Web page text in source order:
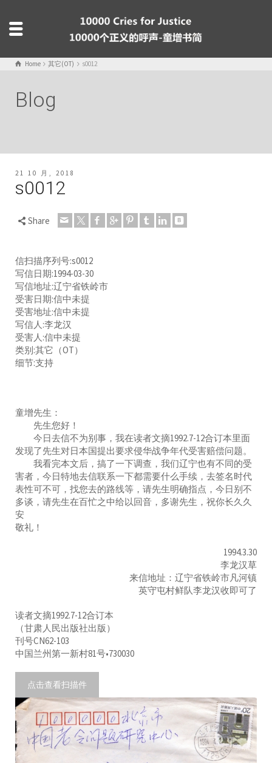
Home 其它(OT) s0012
Blog
21 10 月, 2018
s0012
Share
信扫描序列号:s0012
写信日期:1994-03-30
写信地址:辽宁省铁岭市
受害日期:信中未提
受害地址:信中未提
写信人:李龙汉
受害人:信中未提
类别:其它（OT）
细节:支持
童增先生：
先生您好！
今日去信不为别事，我在读者文摘1992.7-12合订本里面
发现了先生对日本国提出要求侵华战争年代受害赔偿问题。
我看完本文后，搞了一下调查，我们辽宁也有不同的受
害者，今日特地去信联系一下都需要什么手续，去签名时代
表性可不可，找您去的路线等，请先生明确指点，今日别不
多谈，请先生在百忙之中给以回音，多谢先生，祝你长久久
安
敬礼！
1994.3.30
李龙汉草
来信地址：辽宁省铁岭市凡河镇
英守屯村鲜队李龙汉收即可了
读者文摘1992.7-12合订本
（甘肃人民出版社出版）
刊号CN62-103
中国兰州第一新村81号•730030